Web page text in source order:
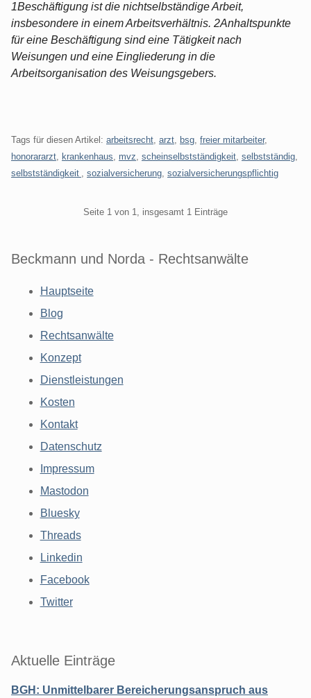
1Beschäftigung ist die nichtselbständige Arbeit,
insbesondere in einem Arbeitsverhältnis. 2Anhaltspunkte
für eine Beschäftigung sind eine Tätigkeit nach
Weisungen und eine Eingliederung in die
Arbeitsorganisation des Weisungsgebers.
Tags für diesen Artikel: arbeitsrecht arzt bsg freier mitarbeiter,
honorararzt
krankenhaus mvz scheinselbstständigkeit selbstständig
selbstständigkeit
sozialversicherung sozialversicherungspflichtig
Seite 1 von 1, insgesamt 1 Einträge
Beckmann und Norda - Rechtsanwälte
Hauptseite
Blog
Rechtsanwälte
Konzept
Dienstleistungen
Kosten
Kontakt
Datenschutz
Impressum
Mastodon
Bluesky
Threads
Linkedin
Facebook
Twitter
Aktuelle Einträge
BGH: Unmittelbarer Bereicherungsanspruch aus